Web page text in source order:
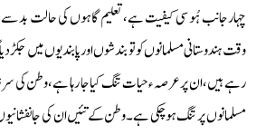
چہارجانب ہُو سى كيفيت ہے، تعليم گاہوں كى حالت بد
وقت ہندوستانى مسلمانوں کو تو بندشوں اور پابندیوں میں جکڑ
رہے ہيں،ان پرعرصہ ء حيات تنگ كيا جا رہا ہے،وطن كى
مسلمانوں پر تنگ ہوچکی ہے۔وطن كے تئيں ان كى